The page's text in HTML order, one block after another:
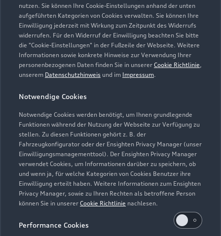
nutzen. Sie können Ihre Cookie-Einstellungen anhand der unten
aufgeführten Kategorien von Cookies verwalten. Sie können Ihre
Einwilligung jederzeit mit Wirkung zum Zeitpunkt des Widerrufs
widerrufen. Für den Widerruf der Einwilligung beachten Sie bitte
die "Cookie-Einstellungen" in der Fußzeile der Webseite. Weitere
Informationen sowie konkrete Hinweise zur Verwendung Ihrer
personenbezogenen Daten finden Sie in unserer Cookie Richtlinie,
unserem Datenschutzhinweis und im Impressum.
Notwendige Cookies
Notwendige Cookies werden benötigt, um Ihnen grundlegende
Funktionen während der Nutzung der Webseite zur Verfügung zu
stellen. Zu diesen Funktionen gehört z. B. der
Fahrzeugkonfigurator oder der Ensighten Privacy Manager (unser
Einwilligungsmanagementtool). Der Ensighten Privacy Manager
verwendet Cookies, um Informationen darüber zu speichern, ob
und wenn ja, für welche Kategorien von Cookies Benutzer ihre
Einwilligung erteilt haben. Weitere Informationen zum Ensighten
Privacy Manager, sowie zu Ihren Rechten als betroffene Person
können Sie in unserer Cookie Richtlinie nachlesen.
Performance Cookies
Zur Reparatur
Zurück nach oben
Modelle